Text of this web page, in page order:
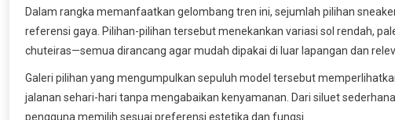
Dalam rangka memanfaatkan gelombang tren ini, sejumlah pilihan
referensi gaya. Pilihan-pilihan tersebut menekankan variasi sol rendah,
chuteiras—semua dirancang agar mudah dipakai di luar lapangan dan
Galeri pilihan yang mengumpulkan sepuluh model tersebut
jalanan sehari-hari tanpa mengabaikan kenyamanan. Dari siluet
pengguna memilih sesuai preferensi estetika dan fungsi.